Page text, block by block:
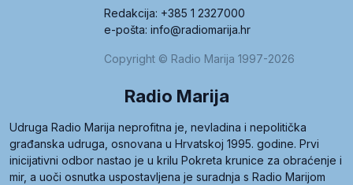
Redakcija: +385 1 2327000
e-pošta: info@radiomarija.hr
Copyright © Radio Marija 1997-2026
Radio Marija
Udruga Radio Marija neprofitna je, nevladina i nepolitička
građanska udruga, osnovana u Hrvatskoj 1995. godine. Prvi
inicijativni odbor nastao je u krilu Pokreta krunice za obraćenje i
mir, a uoči osnutka uspostavljena je suradnja s Radio Marijom